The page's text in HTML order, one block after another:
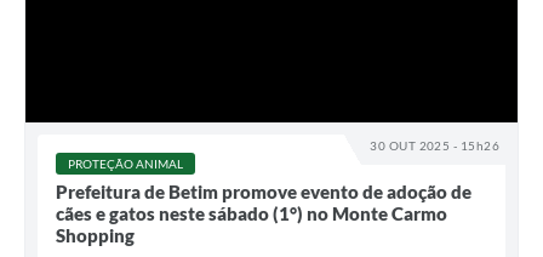
30 OUT 2025 - 15h26
PROTEÇÃO ANIMAL
Prefeitura de Betim promove evento de adoção de
cães e gatos neste sábado (1°) no Monte Carmo
Shopping